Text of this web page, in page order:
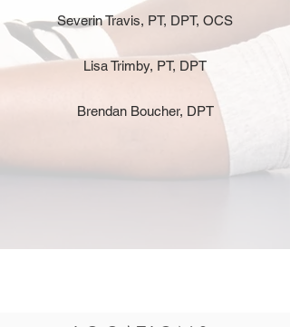
Severin Travis, PT, DPT, OCS
Lisa Trimby, PT, DPT
Brendan Boucher, DPT